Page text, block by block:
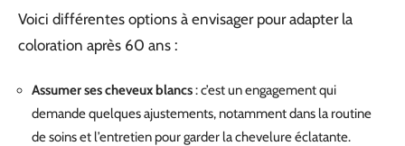
Voici différentes options à envisager pour adapter la
coloration après 60 ans :
Assumer ses cheveux blancs: c’est un engagement qui
demande quelques ajustements, notamment dans la routine
de soins et l’entretien pour garder la chevelure éclatante.